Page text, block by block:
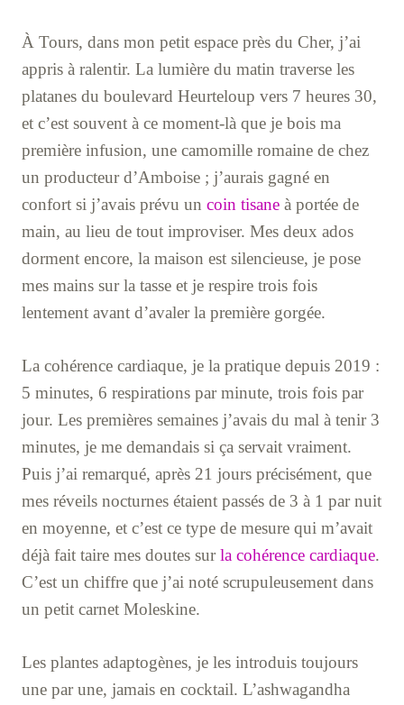
À Tours, dans mon petit espace près du Cher, j’ai
appris à ralentir. La lumière du matin traverse les
platanes du boulevard Heurteloup vers 7 heures 30,
et c’est souvent à ce moment-là que je bois ma
première infusion, une camomille romaine de chez
un producteur d’Amboise ; j’aurais gagné en
confort si j’avais prévu un coin tisane à portée de
main, au lieu de tout improviser. Mes deux ados
dorment encore, la maison est silencieuse, je pose
mes mains sur la tasse et je respire trois fois
lentement avant d’avaler la première gorgée.
La cohérence cardiaque, je la pratique depuis 2019 :
5 minutes, 6 respirations par minute, trois fois par
jour. Les premières semaines j’avais du mal à tenir 3
minutes, je me demandais si ça servait vraiment.
Puis j’ai remarqué, après 21 jours précisément, que
mes réveils nocturnes étaient passés de 3 à 1 par nuit
en moyenne, et c’est ce type de mesure qui m’avait
déjà fait taire mes doutes surla cohérence cardiaque.
C’est un chiffre que j’ai noté scrupuleusement dans
un petit carnet Moleskine.
Les plantes adaptogènes, je les introduis toujours
une par une, jamais en cocktail. L’ashwagandha